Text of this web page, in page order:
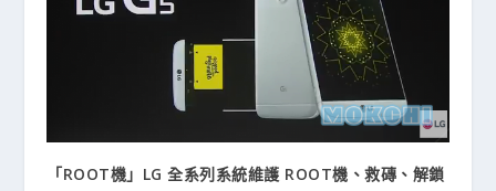
「ROOT機」LG 全系列系統維護 ROOT機、救磚、解鎖